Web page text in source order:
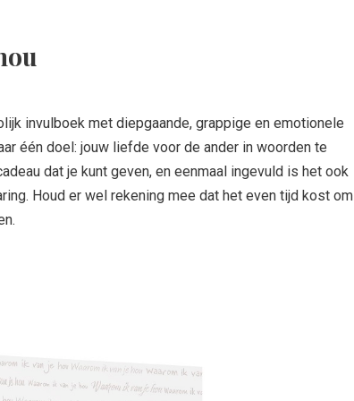
invulboek met diepgaande, grappige en emotionele
één doel: jouw liefde voor de ander in woorden te
dat je kunt geven, en eenmaal ingevuld is het ook
Houd er wel rekening mee dat het even tijd kost om